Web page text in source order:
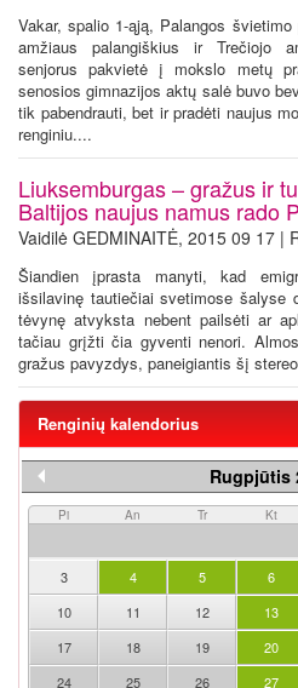
Vakar, spalio 1-ąją, Palangos
amžiaus palangiškius ir Trečiojo
senjorus pakvietė į mokslo metų
senosios gimnazijos aktų salė buvo
tik pabendrauti, bet ir pradėti naujus
renginiu....
Liuksemburgas – gražus ir
Baltijos naujus namus rado
Vaidilė GEDMINAITĖ, 2015 09 17 |
Šiandien įprasta manyti, kad
išsilavinę tautiečiai svetimose šalyse
tėvynę atvyksta nebent pailsėti ar
tačiau grįžti čia gyventi nenori.
gražus pavyzdys, paneigiantis šį
Renginių kalendorius
Rugpjūtis
Pi An Tr Kt
3
4 5 6
10
11 12 13
17
18 19 20
24
25 26 27